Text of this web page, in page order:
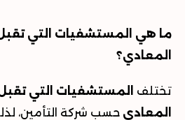
ما هي المستشفيات التي
المعادي؟
تختلف
المستشفيات التي
المعادي حسب شركة التأمين،